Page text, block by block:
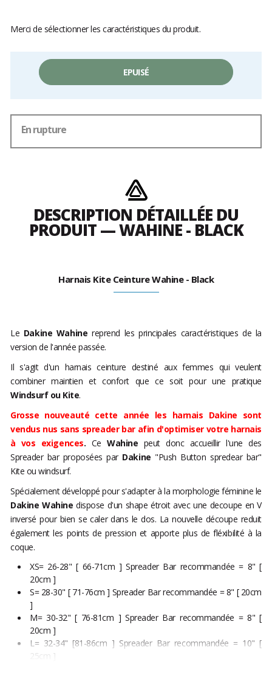
Merci de sélectionner les caractéristiques du produit.
EPUISÉ
En rupture
DESCRIPTION DÉTAILLÉE DU
PRODUIT — WAHINE - BLACK
Harnais Kite Ceinture Wahine - Black
Le Dakine Wahine reprend les principales caractéristiques de la
version de l'année passée.
Il s'agit d'un harnais ceinture destiné aux femmes qui veulent
combiner maintien et confort que ce soit pour une pratique
Windsurf ou Kite.
Grosse nouveauté cette année les harnais Dakine sont
vendus nus sans spreader bar afin d'optimiser votre harnais
à vos exigences. CeWahine peut donc accueillir l'une des
Spreader bar proposées par Dakine "Push Button spredear bar"
Kite ou windsurf.
Spécialement développé pour s'adapter à la morphologie féminine le
Dakine Wahinedispose d'un shape étroit avec une decoupe en V
inversé pour bien se caler dans le dos. La nouvelle découpe reduit
également les points de pression et apporte plus de fléxibilité à la
coque.
XS= 26-28" [ 66-71cm ] Spreader Bar recommandée = 8" [
20cm ]
S= 28-30" [ 71-76cm ] Spreader Bar recommandée = 8" [ 20cm
]
M= 30-32" [ 76-81cm ] Spreader Bar recommandée = 8" [
20cm ]
L= 32-34" [81-86cm ] Spreader Bar recommandée = 10" [
25cm ]